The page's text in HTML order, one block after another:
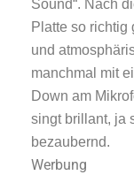
Sound“. Nach
Platte so richtig
und
manchmal mit
Down am
singt brillant, ja
bezaubernd.
Werbung